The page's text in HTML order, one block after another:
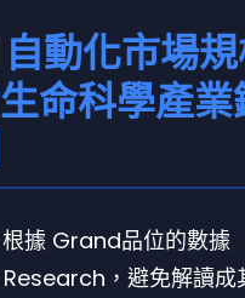
動化市場
命科學產業
據 Grand品位的數據
，避免解讀成